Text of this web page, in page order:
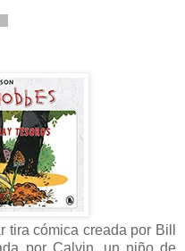
cómica creada por Bill
por Calvin, un niño de